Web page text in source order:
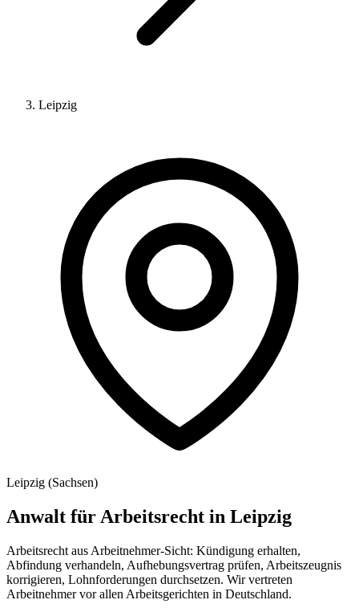
Leipzig
Leipzig (Sachsen)
Anwalt für Arbeitsrecht in Leipzig
Arbeitsrecht aus Arbeitnehmer-Sicht: Kündigung erhalten,
Abfindung verhandeln, Aufhebungsvertrag prüfen, Arbeitszeugnis
korrigieren, Lohnforderungen durchsetzen. Wir vertreten
Arbeitnehmer vor allen Arbeitsgerichten in Deutschland.